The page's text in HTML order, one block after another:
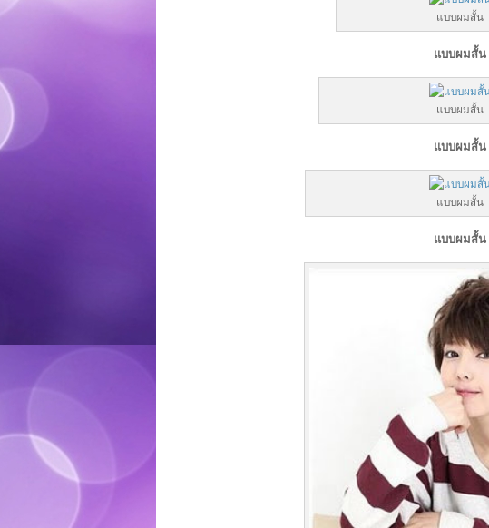
แบบผมสั้น
แบบผมสั้น
แบบผมสั้น
แบบผมสั้น
แบบผมสั้น
แบบผมสั้น